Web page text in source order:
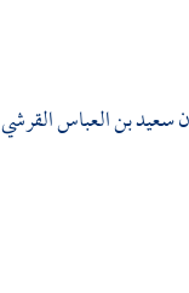
سعيد بن العباس القرشي